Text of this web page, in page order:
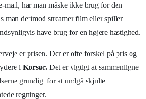
mail, har man måske ikke brug for den
man derimod streamer film eller spiller
have brug for en højere hastighed.
er prisen. Der er ofte forskel på pris og
i Korsør. Det er vigtigt at sammenligne
grundigt for at undgå skjulte
regninger.